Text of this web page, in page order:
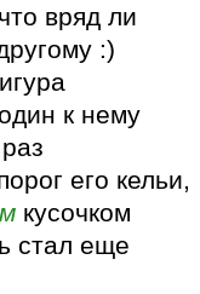
вряд ли
:)
к нему
его кельи,
кусочком
стал еще